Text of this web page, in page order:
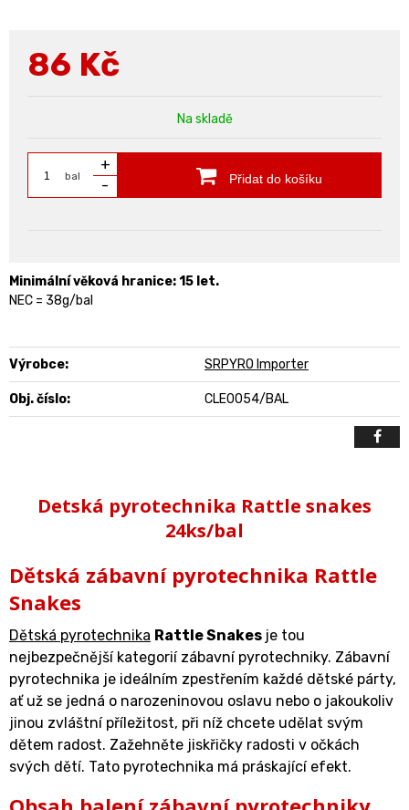
86 Kč
Na skladě
bal
+
-
Přidat do košíku
Minimální věková hranice: 15 let.
NEC = 38g/bal
Výrobce: SRPYRO Importer
Obj. číslo: CLE0054/BAL
Detská pyrotechnika Rattle snakes
24ks/bal
Dětská zábavní pyrotechnika Rattle
Snakes
Dětská pyrotechnika Rattle Snakes je tou
nejbezpečnější kategorií zábavní pyrotechniky. Zábavní
pyrotechnika je ideálním zpestřením každé dětské párty,
ať už se jedná o narozeninovou oslavu nebo o jakoukoliv
jinou zvláštní příležitost, při níž chcete udělat svým
dětem radost. Zažehněte jiskřičky radosti v očkách
svých dětí. Tato pyrotechnika má práskající efekt.